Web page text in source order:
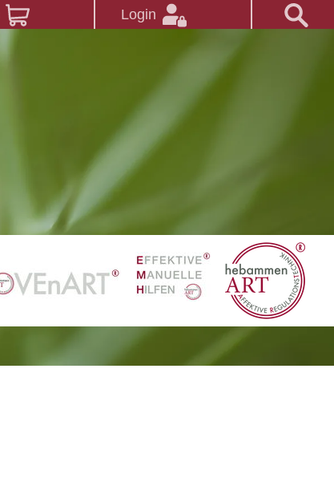
Login